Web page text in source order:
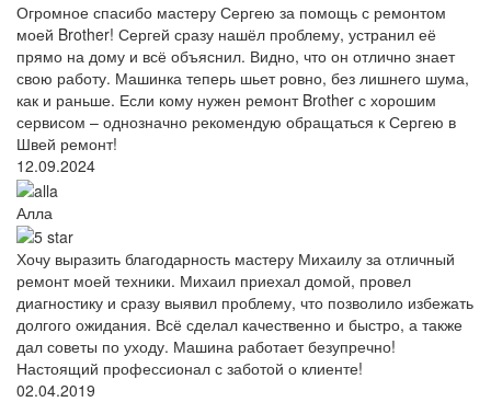
Огромное спасибо мастеру Сергею за помощь с ремонтом
моей Brother! Сергей сразу нашёл проблему, устранил её
прямо на дому и всё объяснил. Видно, что он отлично знает
свою работу. Машинка теперь шьет ровно, без лишнего шума,
как и раньше. Если кому нужен ремонт Brother с хорошим
сервисом – однозначно рекомендую обращаться к Сергею в
Швей ремонт!
12.09.2024
Алла
Хочу выразить благодарность мастеру Михаилу за отличный
ремонт моей техники. Михаил приехал домой, провел
диагностику и сразу выявил проблему, что позволило избежать
долгого ожидания. Всё сделал качественно и быстро, а также
дал советы по уходу. Машина работает безупречно!
Настоящий профессионал с заботой о клиенте!
02.04.2019